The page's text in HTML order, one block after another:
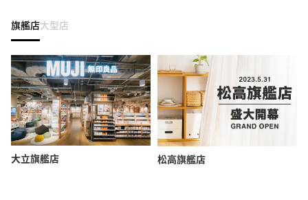
旗艦店大型店
大立旗艦店 松高旗艦店